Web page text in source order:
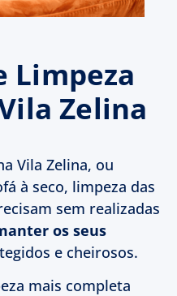
Limpeza
Zelina
Vila Zelina, ou
à seco, limpeza das
sem realizadas
os seus
e cheirosos.
mais completa